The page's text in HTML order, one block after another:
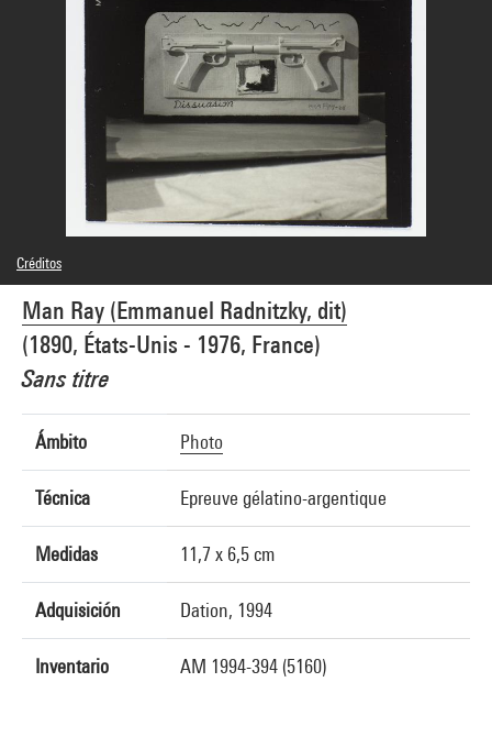
Man Ray (Emmanuel Radnitzky, dit)
(1890, États-Unis - 1976, France)
Sans titre
Ámbito Photo
Técnica Epreuve gélatino-argentique
Medidas 11,7 x 6,5 cm
Adquisición Dation, 1994
Inventario AM 1994-394 (5160)
Créditos
© Man Ray Trust / Adagp, Paris
Créditos fotográficos : Centre Pompidou, MNAM-CCI/Guy Carrard/Dist.
GrandPalaisRmn
Referencia de la imagen : 4N50801
Difusión de la imagen :